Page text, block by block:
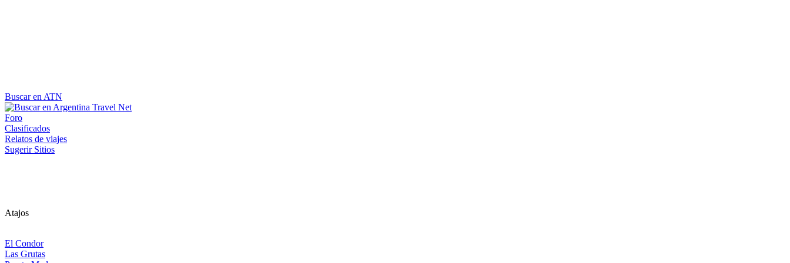
Buscar en ATN
Foro
Clasificados
Relatos de viajes
Sugerir Sitios
Atajos
El Condor
Las Grutas